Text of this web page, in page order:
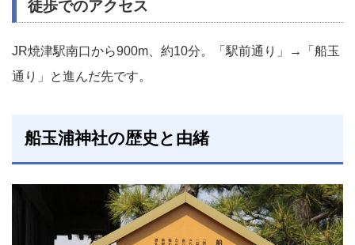
徒歩でのアクセス
JR焼津駅南口から900m、約10分。「駅前通り」→「船玉
通り」と進んだ先です。
船玉浦神社の歴史と由緒